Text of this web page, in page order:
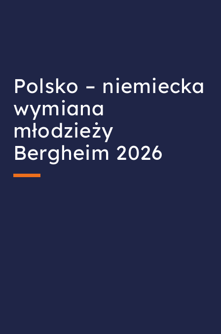
Polsko – niemiecka
wymiana
młodzieży
Bergheim 2026